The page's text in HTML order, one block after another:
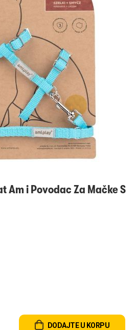
Am i Povodac Za Mačke S
DODAJTE U KORPU